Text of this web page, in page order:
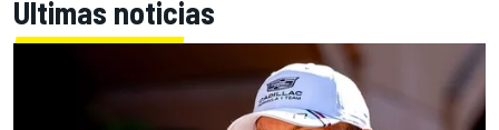
Últimas noticias